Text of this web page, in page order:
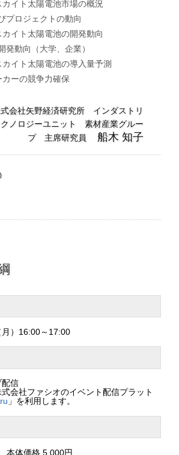
カイト太陽電池市場の概況
ロジェクトの動向
イト太陽電池の開発動向
動向（大学、企業）
イト太陽電池の導入量予測
ーの競争力確保
会社矢野経済研究所 インダストリ
ノロジーユニット 素材産業グルー
プ 主席研究員
船木 知子
）16:00～17:00
配信
会社ファシオのイベント配信プラット
」を利用します。
本体価格 5,000円